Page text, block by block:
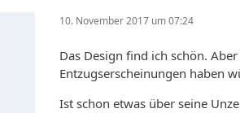
10. November 2017 um 07:24
Das Design find ich schön.
Entzugserscheinungen haben
Ist schon etwas über seine